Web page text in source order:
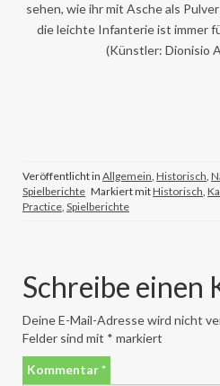
sehen, wie ihr mit Asche als
die leichte Infanterie ist immer
(Künstler: Dionisio
Veröffentlicht in Allgemein, Historisch,
Spielberichte Markiert mitHistorisch,
Practice, Spielberichte
Schreibe einen
Deine E-Mail-Adresse wird nicht
Felder sind mit * markiert
Kommentar*